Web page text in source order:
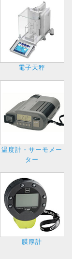
電子天秤
温度計・サーモメー
ター
膜厚計